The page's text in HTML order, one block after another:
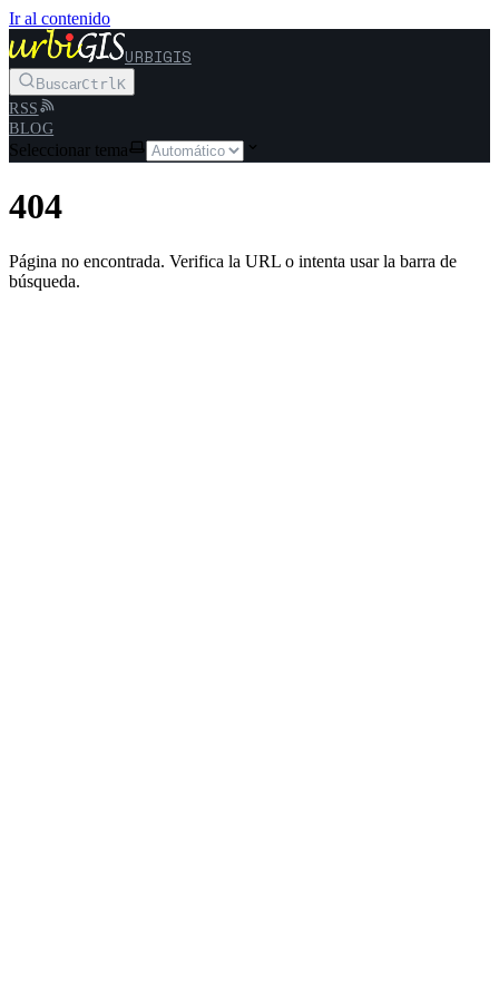
Ir al contenido
URBIGIS
BuscarCtrlK
RSS
BLOG
Seleccionar tema
404
Página no encontrada. Verifica la URL o intenta usar la barra de
búsqueda.